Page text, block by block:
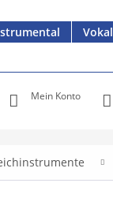
Vokal
Mein Konto